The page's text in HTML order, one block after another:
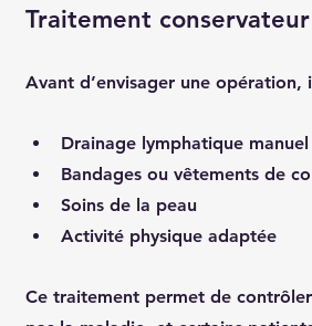
Traitement
Avant d’envisager une
Drainage lymphatique manuel
Bandages ou vêtements de
Soins de la peau
Activité physique adaptée
Ce traitement permet de